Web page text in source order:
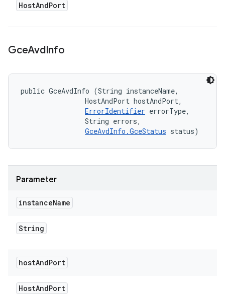
HostAndPort
GceAvdInfo
public GceAvdInfo (String instanceName,
                HostAndPort hostAndPort,
ErrorIdentifier errorType,
                String errors,
GceAvdInfo.GceStatus status)
Parameter
instanceName
String
hostAndPort
HostAndPort